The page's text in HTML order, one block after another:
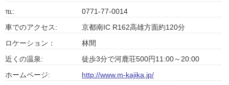
℡:
0771-77-0014
車でのアクセス:
京都南IC R162高雄方面約120分
ロケーション：
林間
近くの温泉:
徒歩3分で河鹿荘500円11:00～20:00
ホームページ:
http://www.m-kajika.jp/